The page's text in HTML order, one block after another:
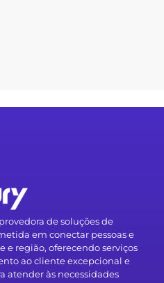
de soluções de
em conectar pessoas e
e região, oferecendo serviços
ao cliente excepcional e
atender às necessidades